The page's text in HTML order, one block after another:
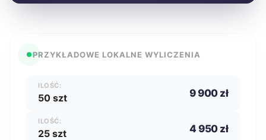
PRZYKŁADOWE LOKALNE WYLICZENIA
ILOŚĆ:
50 szt 9 900 zł
ILOŚĆ:
25 szt 4 950 zł